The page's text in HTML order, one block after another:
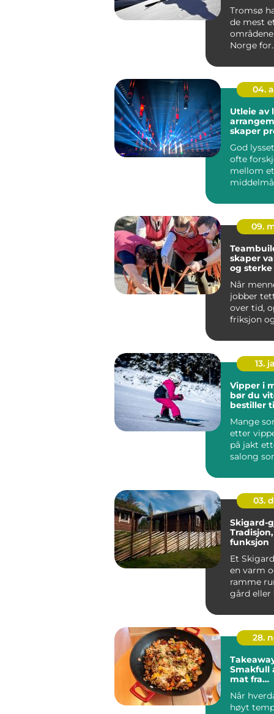
Tromsø
de mest
Norge for
kombin...
04.
Utleie av
skaper
God
ofte
mellom et
legg...
09.
skaper
og
Når
jobber
over tid,
friksjon
13.
Vipper i
bør du
bestiller
Mange
etter
på jakt
salong
s...
03.
Skigard-
funksjon
Et
en varm
ramme
gård eller
28.
Smakfull
mat fra
Sartor
Når
høyt